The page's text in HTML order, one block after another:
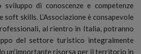
di conoscenze e competenze
soft skills. L’Associazione è consapevole
al rientro in Italia, potranno
del settore turistico integralmente
un’importante risorsa per il territorio in